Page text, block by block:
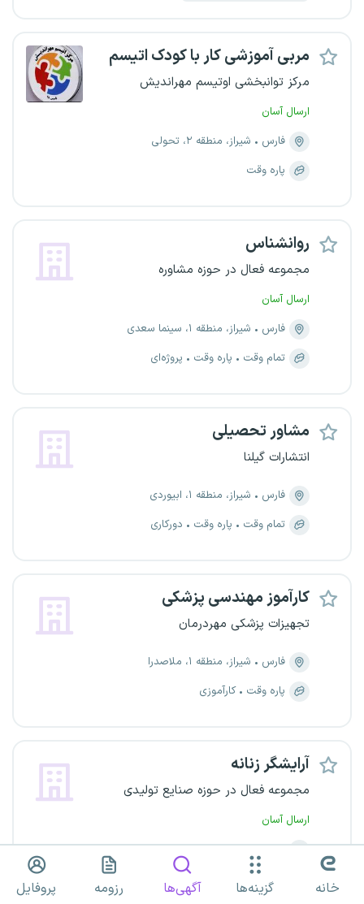
مربی آموزشی کار با کودک اتیسم
مرکز توانبخشی اوتیسم مهراندیش
ارسال آسان
فارس
شیراز، منطقه ۲، تحولی
پاره وقت
روانشناس
مجموعه فعال در حوزه مشاوره
ارسال آسان
فارس
شیراز، منطقه ۱، سینما سعدی
تمام وقت
پاره وقت پروژه‌ای
مشاور تحصیلی
انتشارات گیلنا
فارس
شیراز، منطقه ۱، ابیوردی
تمام وقت
پاره وقت دورکاری
کارآموز مهندسی پزشکی
تجهیزات پزشکی مهردرمان
فارس
شیراز، منطقه ۱، ملاصدرا
پاره وقت
کارآموزی
آرایشگر زنانه
مجموعه فعال در حوزه صنایع تولیدی
ارسال آسان
فارس
شیراز، منطقه ۱۰، شهرک شهید بهشتی
تمام وقت
پاره وقت خانه گزینه‌ها آگهی‌ها رزومه پروفایل